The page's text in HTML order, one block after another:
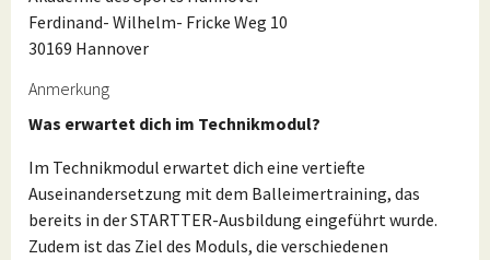
Ferdinand- Wilhelm- Fricke Weg 10
30169 Hannover
Anmerkung
Was erwartet dich im Technikmodul?
Im Technikmodul erwartet dich eine vertiefte
Auseinandersetzung mit dem Balleimertraining, das
bereits in der STARTTER-Ausbildung eingeführt wurde.
Zudem ist das Ziel des Moduls, die verschiedenen